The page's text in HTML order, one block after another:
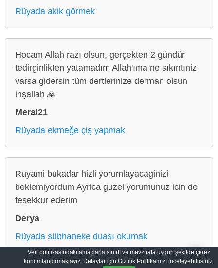
Rüyada akik görmek
Hocam Allah razı olsun, gerçekten 2 gündür
tedirginlikten yatamadım Allah'ıma ne sıkıntıniz
varsa gidersin tüm dertlerinize derman olsun
inşallah 🙏
Meral21
Rüyada ekmeğe çiş yapmak
Ruyami bukadar hizli yorumlayacaginizi
beklemiyordum Ayrica guzel yorumunuz icin de
tesekkur ederim
Derya
Rüyada sübhaneke duası okumak
Veri politikasındaki amaçlarla sınırlı ve mevzuata uygun şekilde çerez
konumlandırmaktayız. Detaylar için Gizlilik Politikamızı inceleyebilirsiniz.